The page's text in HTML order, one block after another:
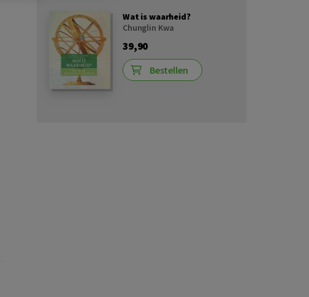
Wat is waarheid?
Chunglin Kwa
39,90
Bestellen